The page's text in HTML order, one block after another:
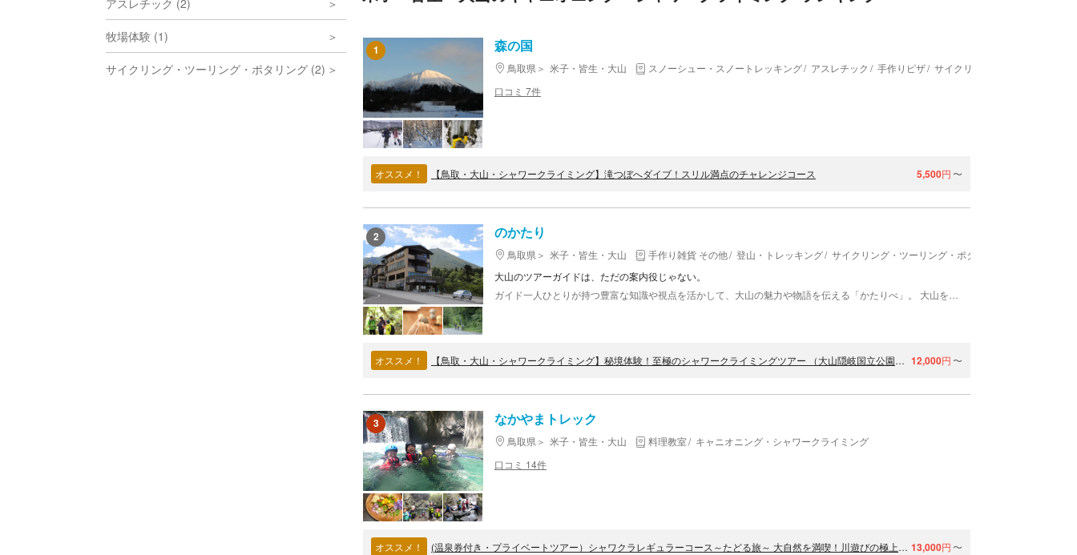
アスレチック (2)
牧場体験 (1)
サイクリング・ツーリング・ポタリング (2)
1 森の国
鳥取県 米子・皆生・大山 スノーシュー・スノートレッキング アスレチック 手作りピザ
サイクリング・ツーリング・ポ
口コミ 7件
オススメ！ 【鳥取・大山・シャワークライミング】滝つぼへダイブ！スリル満点のチャレンジコース 5,500円 〜
2 のかたり
鳥取県 米子・皆生・大山 手作り雑貨 その他 登山・トレッキング サイクリング・ツーリング・ポタリング
大山のツアーガイドは、ただの案内役じゃない。
オススメ！ 【鳥取・大山・シャワークライミング】秘境体験！至極のシャワークライミングツアー （大山隠岐国立公園）※BBQのオプションあり 12,000円 〜
3 なかやまトレック
鳥取県 米子・皆生・大山 料理教室
キャニオニング・シャワークライミング
口コミ 14件
オススメ！ (温泉券付き・プライベートツアー）シャワクラレギュラーコース～たどる旅～ 大自然を満喫！川遊びの極上体験を1組限定で楽しむプライベートツアー 13,000円 〜